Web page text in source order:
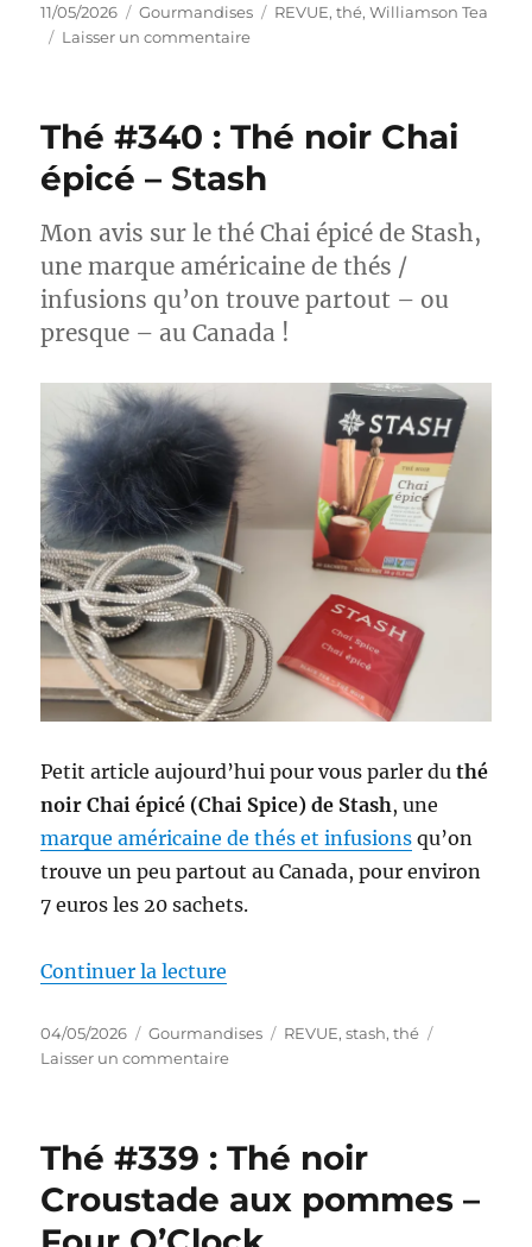
Publié
le
11/05/2026 Catégories
Gourmandises Étiquettes
REVUE,thé,Williamson Tea
Laisser un commentairesur
Thé
noir
Earl
–
Williamson
Thé #340 : Thé noir Chai
épicé – Stash
Mon avis sur le thé Chai épicé de Stash,
une marque américaine de thés /
infusions qu’on trouve partout – ou
presque – au Canada !
Petit article aujourd’hui pour vous parler duthé
noir Chai épicé (Chai Spice) de Stash, une
marque américaine de thés et infusions qu’on
trouve un peu partout au Canada, pour environ
7 euros les 20 sachets.
Continuer la lecture
Publié
le
04/05/2026 Catégories
Gourmandises Étiquettes
REVUE,stash,thé
Laisser un commentairesur
Thé
Chai
épicé
Thé #339 : Thé noir
Croustade aux pommes –